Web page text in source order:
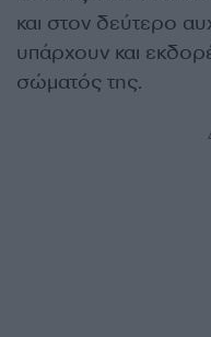
και στον δεύτερο
υπάρχουν και
σώματός της.